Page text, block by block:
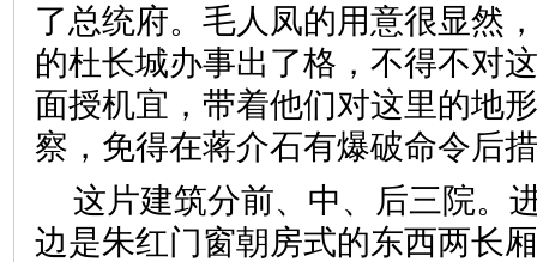
了总统府。毛人凤的用意很显然
的杜长城办事出了格，不得不对
面授机宜，带着他们对这里的地
察，免得在蒋介石有爆破命令后
这片建筑分前、中、后三院。
边是朱红门窗朝房式的东西两长